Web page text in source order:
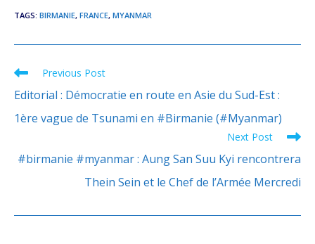
TAGS: BIRMANIE, FRANCE, MYANMAR
Read
more
Previous Post
Editorial : Démocratie en route en Asie du Sud-Est :
1ère vague de Tsunami en #Birmanie (#Myanmar)
Next Post
#birmanie #myanmar : Aung San Suu Kyi rencontrera
Thein Sein et le Chef de l’Armée Mercredi